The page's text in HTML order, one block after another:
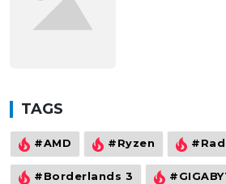
TAGS
#AMD #Ryzen
#Borderlands 3